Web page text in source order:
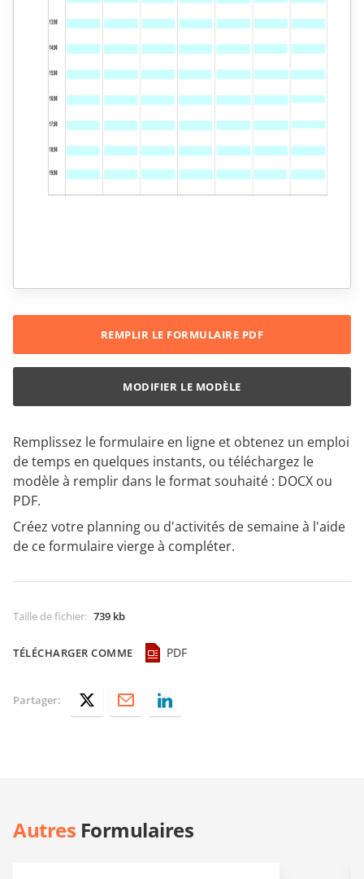
Remplissez le formulaire en ligne et obtenez un emploi
de temps en quelques instants, ou téléchargez le
modèle à remplir dans le format souhaité : DOCX ou
PDF.
Créez votre planning ou d'activités de semaine à l'aide
de ce formulaire vierge à compléter.
Taille de fichier: 739 kb
TÉLÉCHARGER COMME PDF
REMPLIR LE FORMULAIRE PDF
MODIFIER LE MODÈLE
Partager:
Autres Formulaires